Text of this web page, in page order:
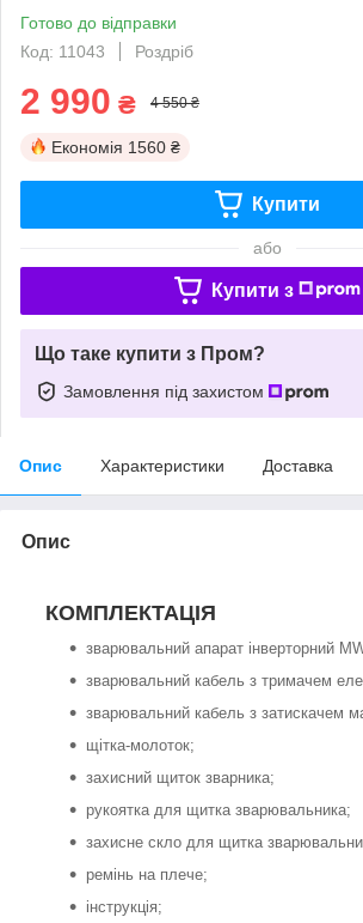
Готово до відправки
Код: 11043
Роздріб
2 990 ₴ 4 550 ₴
Економія 1560 ₴
Купити
або
Купити з
Що таке купити з Пром?
Замовлення під захистом
Опис Характеристики Доставка
Опис
КОМПЛЕКТАЦІЯ
зварювальний апарат інверторний
зварювальний кабель з тримачем
зварювальний кабель з затискачем
щітка-молоток;
захисний щиток зварника;
рукоятка для щитка зварювальника;
захисне скло для щитка
ремінь на плече;
інструкція;